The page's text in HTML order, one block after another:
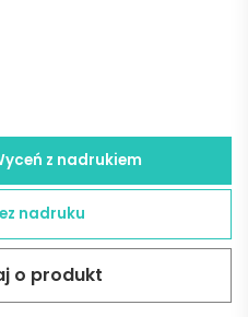
z nadrukiem
nadruku
o produkt